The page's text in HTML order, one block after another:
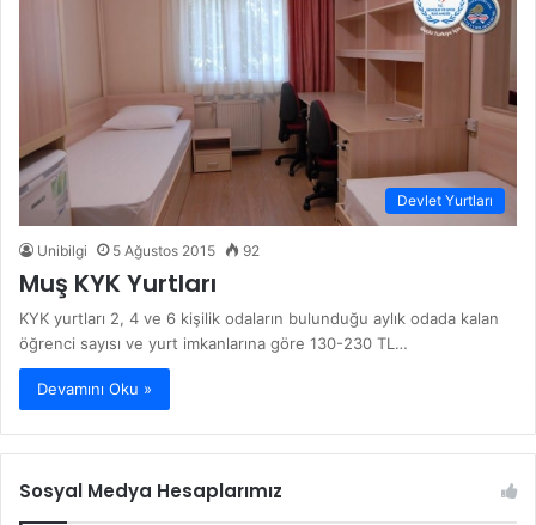
Devlet Yurtları
Unibilgi 5 Ağustos 2015 92
Muş KYK Yurtları
KYK yurtları 2, 4 ve 6 kişilik odaların bulunduğu aylık odada kalan
öğrenci sayısı ve yurt imkanlarına göre 130-230 TL…
Devamını Oku »
Sosyal Medya Hesaplarımız